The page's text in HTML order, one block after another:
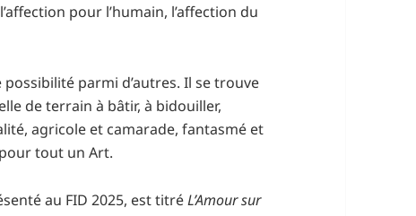
pour l’humain, l’affection du
parmi d’autres. Il se trouve
de terrain à bâtir, à bidouiller,
agricole et camarade, fantasmé et
tout un Art.
au FID 2025, est titréL’Amour sur